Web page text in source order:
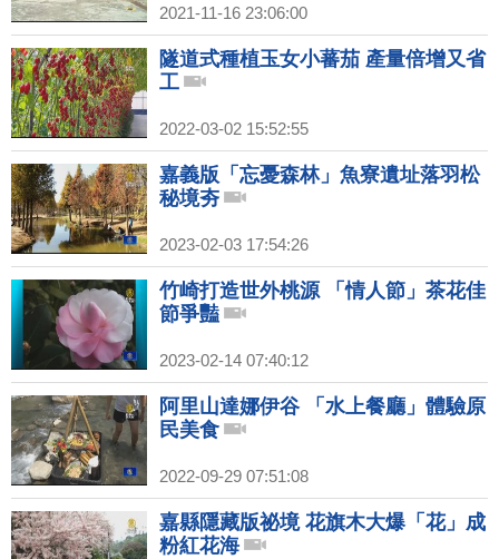
2021-11-16 23:06:00
隧道式種植玉女小蕃茄 產量倍增又省
工
2022-03-02 15:52:55
嘉義版「忘憂森林」魚寮遺址落羽松
秘境夯
2023-02-03 17:54:26
竹崎打造世外桃源 「情人節」茶花佳
節爭豔
2023-02-14 07:40:12
阿里山達娜伊谷 「水上餐廳」體驗原
民美食
2022-09-29 07:51:08
嘉縣隱藏版祕境 花旗木大爆「花」成
粉紅花海